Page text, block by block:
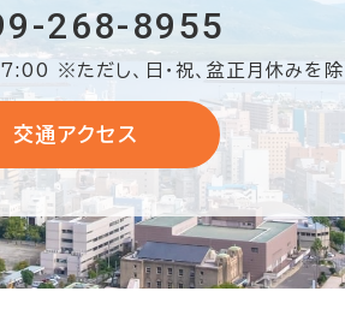
268-8955
※ただし、日・祝、盆正月休みを
交通アクセス